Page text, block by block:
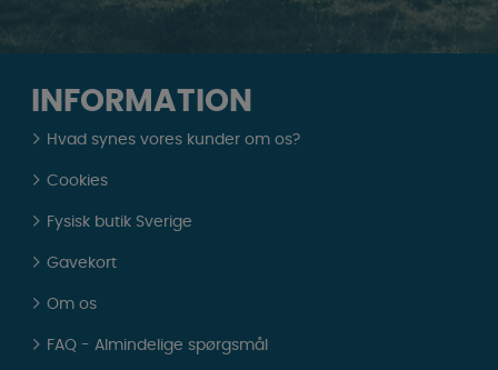
INFORMATION
Hvad synes vores kunder om os?
Cookies
Fysisk butik Sverige
Gavekort
Om os
FAQ - Almindelige spørgsmål